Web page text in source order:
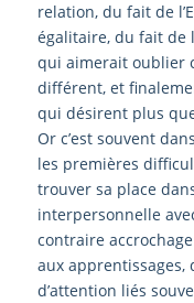
relation, du fait de
égalitaire, du fait de
qui aimerait oublier
différent, et
qui désirent plus
Or c’est souvent
les premières
trouver sa place
interpersonnelle
contraire
aux
d’attention liés